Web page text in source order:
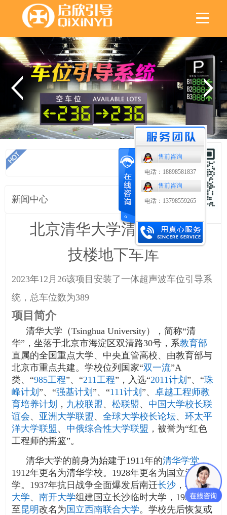
售前咨询
电话：18898581837
售前咨询
电话：13798559265
首页
新闻中心
北京清华大学清华自强科
技楼地下车库
2023年12月26该项目安装了一体超声波车位引导系
统，总车位数为389
项目简介
清华大学（Tsinghua University），简称“清
华”，坐落于北京市海淀区双清路30号，系教育部
直属的全国重点大学、 中央直管高校、 由教育部与
北京市重点共建。 学校位列国家“双一流”A
类、“985工程”、“211工程”，入选“2011计划 ”、“珠
峰计划 ”、“强基计划 ”、“111计划 ”、 卓越工程师教
育培养计划 ， 九校联盟 、 松联盟 、 中国大学校长联
谊会、 亚洲大学联盟 、 全球大学校长论坛、 环太平
洋大学联盟 、 中俄综合性大学联盟 ，被誉为“红色
工程师的摇篮”。
清华大学的前身为始建于1911年的清华学堂，
1912年更名为清华学校。1928年更名为国立清华大
学。1937年抗日战争全面爆发后南迁长沙，与
北京
大学、 南开大学组建国立长沙临时大学，1938年迁
至昆明改名为国立西南联合大学。学校先后恢复或